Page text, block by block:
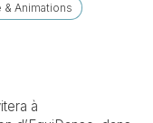
& Animations
à